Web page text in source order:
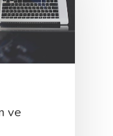
ve
Avrupa Birliği
Oturma Ve
Çalışma İzni
Talebi